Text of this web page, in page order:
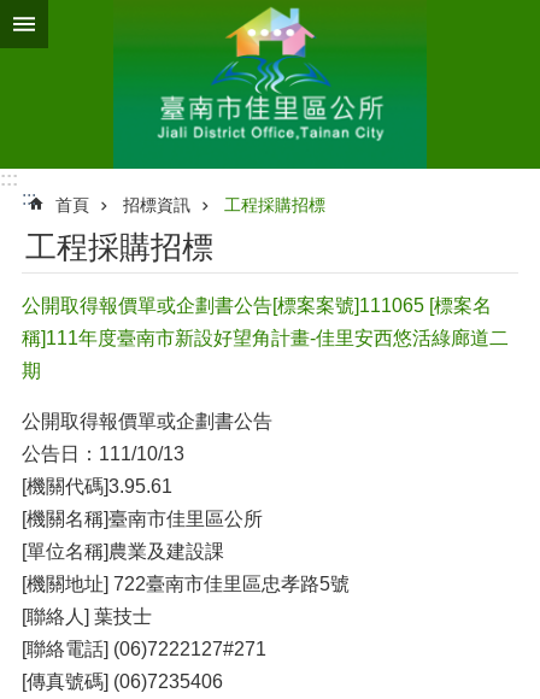
跳到主要內容區塊
:::
:::
首頁 招標資訊 工程採購招標
工程採購招標
公開取得報價單或企劃書公告[標案案號]111065 [標案名
稱]111年度臺南市新設好望角計畫-佳里安西悠活綠廊道二
期
公開取得報價單或企劃書公告
公告日：111/10/13
[機關代碼]3.95.61
[機關名稱]臺南市佳里區公所
[單位名稱]農業及建設課
[機關地址] 722臺南市佳里區忠孝路5號
[聯絡人] 葉技士
[聯絡電話] (06)7222127#271
[傳真號碼] (06)7235406